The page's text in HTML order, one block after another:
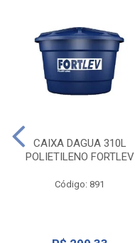
CAIXA DAGUA 310L
POLIETILENO FORTLEV
Código: 891